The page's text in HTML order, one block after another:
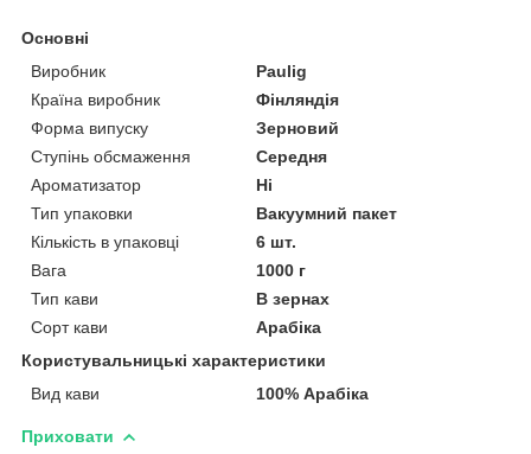
Основні
Виробник
Paulig
Країна виробник
Фінляндія
Форма випуску
Зерновий
Ступінь обсмаження
Середня
Ароматизатор
Ні
Тип упаковки
Вакуумний пакет
Кількість в упаковці
6 шт.
Вага
1000 г
Тип кави
В зернах
Сорт кави
Арабіка
Користувальницькі характеристики
Вид кави
100% Арабіка
Приховати